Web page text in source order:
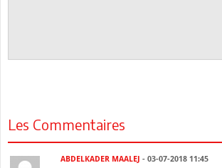
Les Commentaires
ABDELKADER MAALEJ - 03-07-2018 11:45